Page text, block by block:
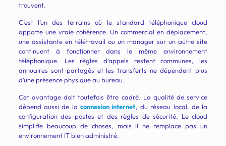
trouvent.
C’est l’un des terrains où le standard téléphonique cloud
apporte une vraie cohérence. Un commercial en déplacement,
une assistante en télétravail ou un manager sur un autre site
continuent à fonctionner dans le même environnement
téléphonique. Les règles d’appels restent communes, les
annuaires sont partagés et les transferts ne dépendent plus
d’une présence physique au bureau.
Cet avantage doit toutefois être cadré. La qualité de service
dépend aussi de laconnexion internet, du réseau local, de la
configuration des postes et des règles de sécurité. Le cloud
simplifie beaucoup de choses, mais il ne remplace pas un
environnement IT bien administré.